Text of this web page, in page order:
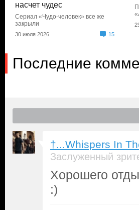
насчет чудес
Сериал «Чудо-человек» все же
закрыли
30 июля 2026 15
Последние
†...Whispers In
Заслуженный
Хорошего
:)